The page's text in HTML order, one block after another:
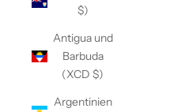
$)
Antigua und
Barbuda
(XCD $)
Argentinien